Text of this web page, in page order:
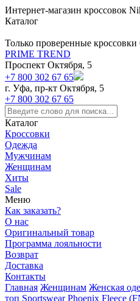
https://m9.by/elektronika/
https://m9.by/elektronika/
комплектующие для пк цены
Комплектующие для
Интернет-магазин кроссовок
Каталог
Только проверенные кроссовки
PRIME TREND
Проспект Октября, 5
+7 800 302 67 65
г. Уфа, пр-кт Октября, 5
+7 800 302 67 65
Каталог
Кроссовки
Одежда
Мужчинам
Женщинам
Хиты
Sale
Меню
Как заказать?
О нас
Оригинальный товар
Программа лояльности
Возврат
Доставка
Контакты
Главная Женщинам Женская
топ Sportswear Phoenix Fleece